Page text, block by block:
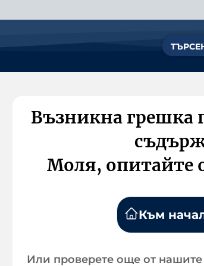
Възникна грешка
Моля, опитайте
Към
Или проверете още от нашите